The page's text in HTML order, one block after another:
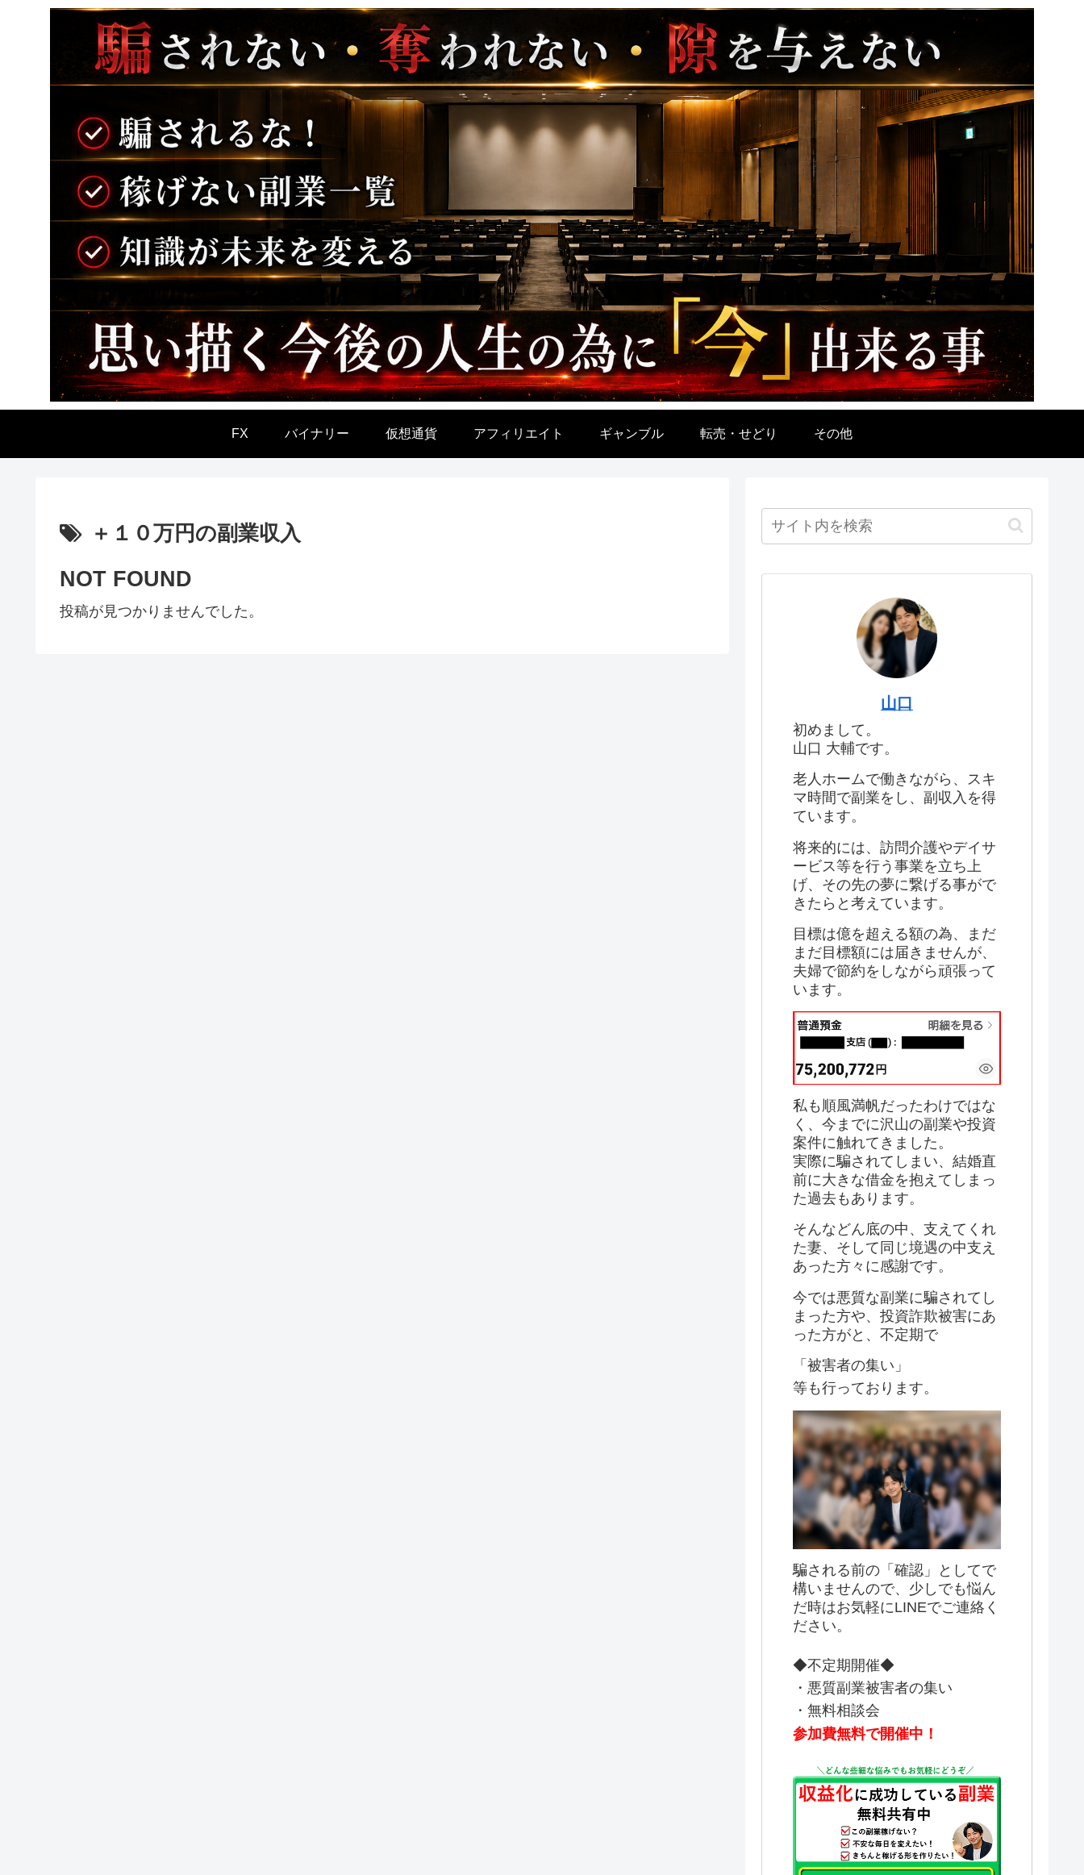
FX バイナリー 仮想通貨 アフィリエイト ギャンブル 転売・せどり その他
＋１０万円の副業収入
NOT FOUND
投稿が見つかりませんでした。
山口
初めまして。
山口 大輔です。
老人ホームで働きながら、スキ
マ時間で副業をし、副収入を得
ています。
将来的には、訪問介護やデイサ
ービス等を行う事業を立ち上
げ、その先の夢に繋げる事がで
きたらと考えています。
目標は億を超える額の為、まだ
まだ目標額には届きませんが、
夫婦で節約をしながら頑張って
います。
私も順風満帆だったわけではな
く、今までに沢山の副業や投資
案件に触れてきました。
実際に騙されてしまい、結婚直
前に大きな借金を抱えてしまっ
た過去もあります。
そんなどん底の中、支えてくれ
た妻、そして同じ境遇の中支え
あった方々に感謝です。
今では悪質な副業に騙されてし
まった方や、投資詐欺被害にあ
った方がと、不定期で
「被害者の集い」
等も行っております。
騙される前の「確認」としてで
構いませんので、少しでも悩ん
だ時はお気軽にLINEでご連絡く
ださい。
◆不定期開催◆
・悪質副業被害者の集い
・無料相談会
参加費無料で開催中！